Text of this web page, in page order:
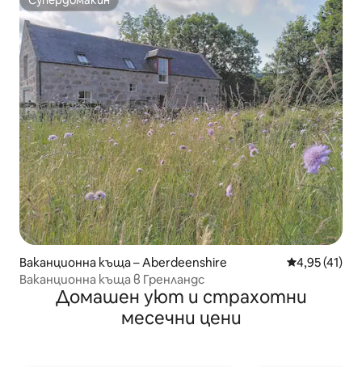
Супердомакин
Ваканционна къща – Aberdeenshire Средна
4,95 (41)
Ваканционна къща в Гренландс
Домашен уют и страхотни
месечни цени